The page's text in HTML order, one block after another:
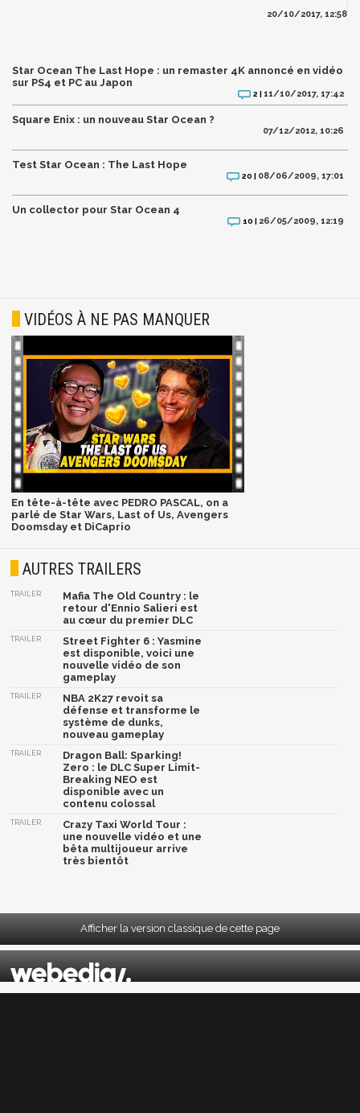
20/10/2017, 12:58
Star Ocean The Last Hope : un remaster 4K annoncé en vidéo
sur PS4 et PC au Japon
2 |11/10/2017, 17:42
Square Enix : un nouveau Star Ocean ?
07/12/2012, 10:26
Test Star Ocean : The Last Hope
20 | 08/06/2009, 17:01
Un collector pour Star Ocean 4
10 | 26/05/2009, 12:19
VIDÉOS À NE PAS MANQUER
En tête-à-tête avec PEDRO PASCAL, on a
parlé de Star Wars, Last of Us, Avengers
Doomsday et DiCaprio
AUTRES TRAILERS
TRAILER
Mafia The Old Country : le
retour d'Ennio Salieri est
au cœur du premier DLC
TRAILER
Street Fighter 6 : Yasmine
est disponible, voici une
nouvelle vidéo de son
gameplay
TRAILER
NBA 2K27 revoit sa
défense et transforme le
système de dunks,
nouveau gameplay
TRAILER
Dragon Ball: Sparking!
Zero : le DLC Super Limit-
Breaking NEO est
disponible avec un
contenu colossal
TRAILER
Crazy Taxi World Tour :
une nouvelle vidéo et une
bêta multijoueur arrive
très bientôt
Afficher la version classique de cette page